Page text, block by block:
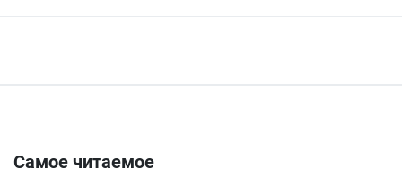
Самое читаемое